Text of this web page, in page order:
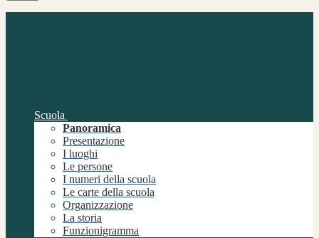
Scuola
Panoramica
Presentazione
I luoghi
Le persone
I numeri della scuola
Le carte della scuola
Organizzazione
La storia
Funzionigramma